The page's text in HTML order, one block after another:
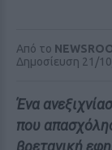
Από το
Δημοσίευση 21/
Ένα
που
βρετανική